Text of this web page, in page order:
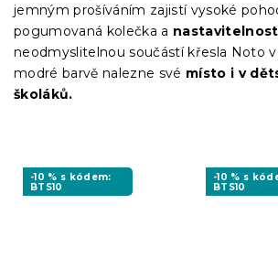
jemným prošíváním zajistí vysoké
pogumovaná kolečka a
neodmyslitelnou součástí křesla Noto
modré barvě nalezne své místo i v
školáků.
-10 % s kódem:
BTS10
-10 % s
BTS10